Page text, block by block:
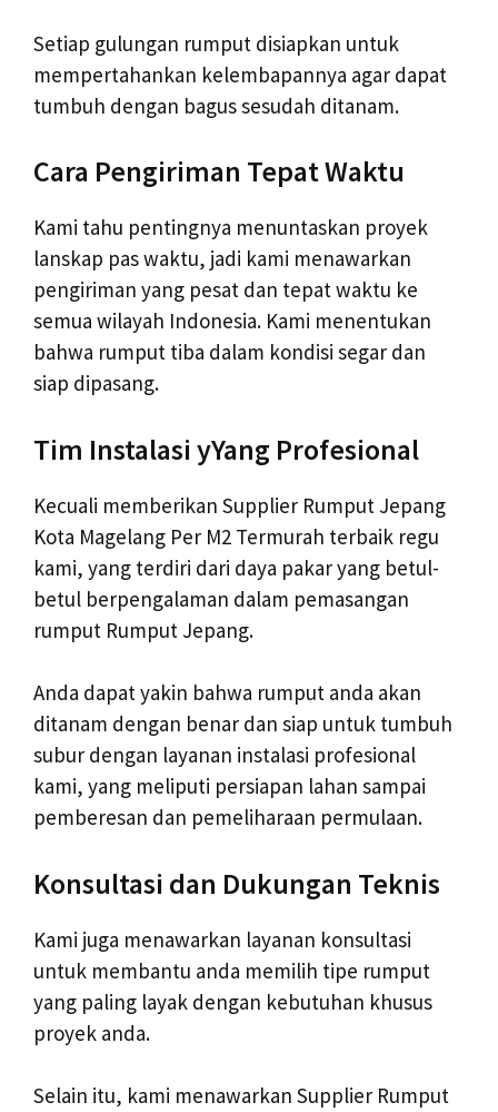
Setiap gulungan rumput disiapkan untuk
mempertahankan kelembapannya agar dapat
tumbuh dengan bagus sesudah ditanam.
Cara Pengiriman Tepat Waktu
Kami tahu pentingnya menuntaskan proyek
lanskap pas waktu, jadi kami menawarkan
pengiriman yang pesat dan tepat waktu ke
semua wilayah Indonesia. Kami menentukan
bahwa rumput tiba dalam kondisi segar dan
siap dipasang.
Tim Instalasi yYang Profesional
Kecuali memberikan Supplier Rumput Jepang
Kota Magelang Per M2 Termurah terbaik regu
kami, yang terdiri dari daya pakar yang betul-
betul berpengalaman dalam pemasangan
rumput Rumput Jepang.
Anda dapat yakin bahwa rumput anda akan
ditanam dengan benar dan siap untuk tumbuh
subur dengan layanan instalasi profesional
kami, yang meliputi persiapan lahan sampai
pemberesan dan pemeliharaan permulaan.
Konsultasi dan Dukungan Teknis
Kami juga menawarkan layanan konsultasi
untuk membantu anda memilih tipe rumput
yang paling layak dengan kebutuhan khusus
proyek anda.
Selain itu, kami menawarkan Supplier Rumput